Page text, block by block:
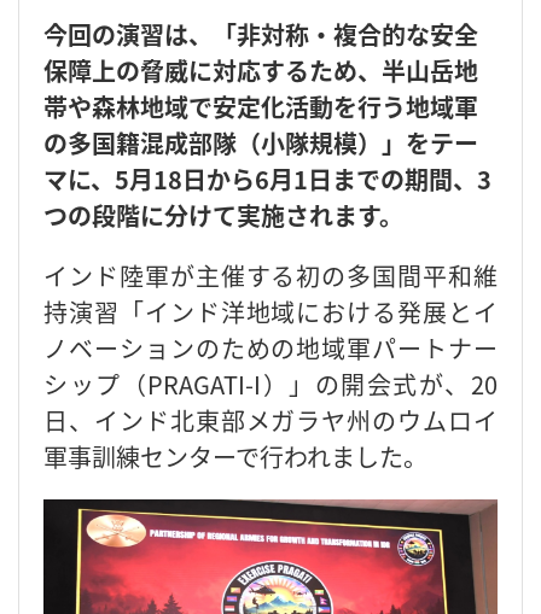
今回の演習は、「非対称・複合的な安全
保障上の脅威に対応するため、半山岳地
帯や森林地域で安定化活動を行う地域軍
の多国籍混成部隊（小隊規模）」をテー
マに、5月18日から6月1日までの期間、3
つの段階に分けて実施されます。
インド陸軍が主催する初の多国間平和維
持演習「インド洋地域における発展とイ
ノベーションのための地域軍パートナー
シップ（PRAGATI-I）」の開会式が、20
日、インド北東部メガラヤ州のウムロイ
軍事訓練センターで行われました。